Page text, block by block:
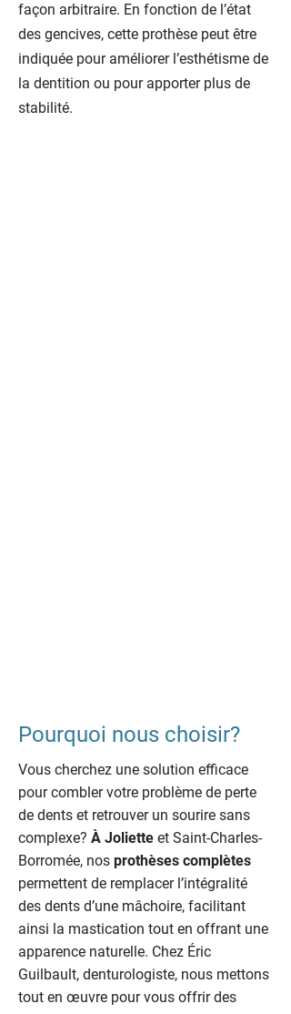
façon arbitraire. En fonction de l’état
des gencives, cette prothèse peut être
indiquée pour améliorer l’esthétisme de
la dentition ou pour apporter plus de
stabilité.
Pourquoi nous choisir?
Vous cherchez une solution efficace
pour combler votre problème de perte
de dents et retrouver un sourire sans
complexe? À Joliette et Saint-Charles-
Borromée, nos prothèses complètes
permettent de remplacer l’intégralité
des dents d’une mâchoire, facilitant
ainsi la mastication tout en offrant une
apparence naturelle. Chez Éric
Guilbault, denturologiste, nous mettons
tout en œuvre pour vous offrir des